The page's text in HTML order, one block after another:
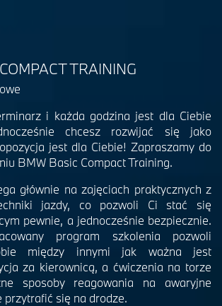
TRAINING
i każda godzina jest dla Ciebie
chcesz rozwijać się jako
jest dla Ciebie! Zapraszamy do
BMW Basic Compact Training.
głównie na zajęciach praktycznych z
jazdy, co pozwoli Ci stać się
pewnie, a jednocześnie bezpiecznie.
program szkolenia pozwoli
między innymi jak ważna jest
za kierownicą, a ćwiczenia na torze
sposoby reagowania na awaryjne
przytrafić się na drodze.